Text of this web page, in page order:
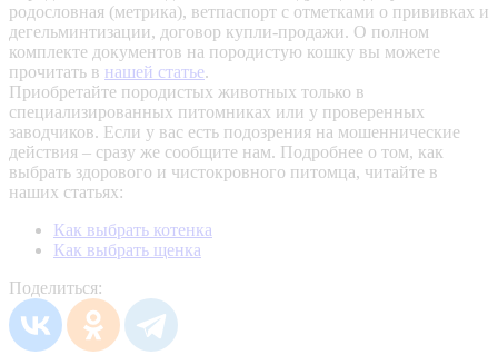
родословная (метрика), ветпаспорт с отметками о прививках и
дегельминтизации, договор купли-продажи. О полном
комплекте документов на породистую кошку вы можете
прочитать в нашей статье.
Приобретайте породистых животных только в
специализированных питомниках или у проверенных
заводчиков. Если у вас есть подозрения на мошеннические
действия – сразу же сообщите нам. Подробнее о том, как
выбрать здорового и чистокровного питомца, читайте в
наших статьях:
Как выбрать котенка
Как выбрать щенка
Поделиться: